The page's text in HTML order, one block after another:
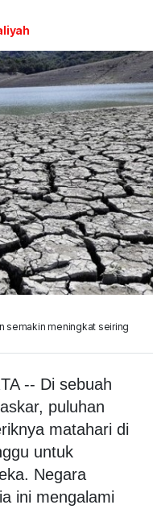
semakin meningkat seiring
-- Di sebuah
puluhan
matahari di
untuk
Negara
ini mengalami